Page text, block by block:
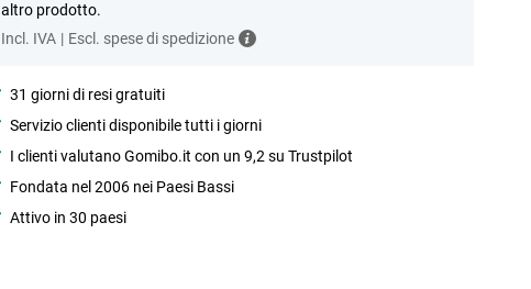
altro prodotto.
Incl. IVA | Escl. spese di spedizione
31 giorni di resi gratuiti
Servizio clienti disponibile tutti i giorni
I clienti valutano Gomibo.it con un 9,2 su Trustpilot
Fondata nel 2006 nei Paesi Bassi
Attivo in 30 paesi